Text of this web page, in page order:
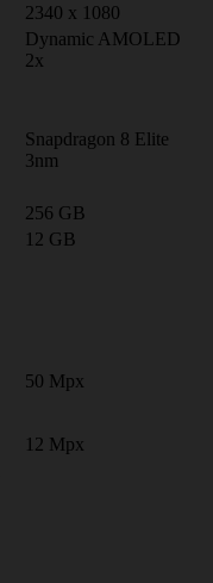
2340 x 1080
Dynamic AMOLED
2x
Snapdragon 8 Elite
3nm
256 GB
12 GB
50 Mpx
12 Mpx